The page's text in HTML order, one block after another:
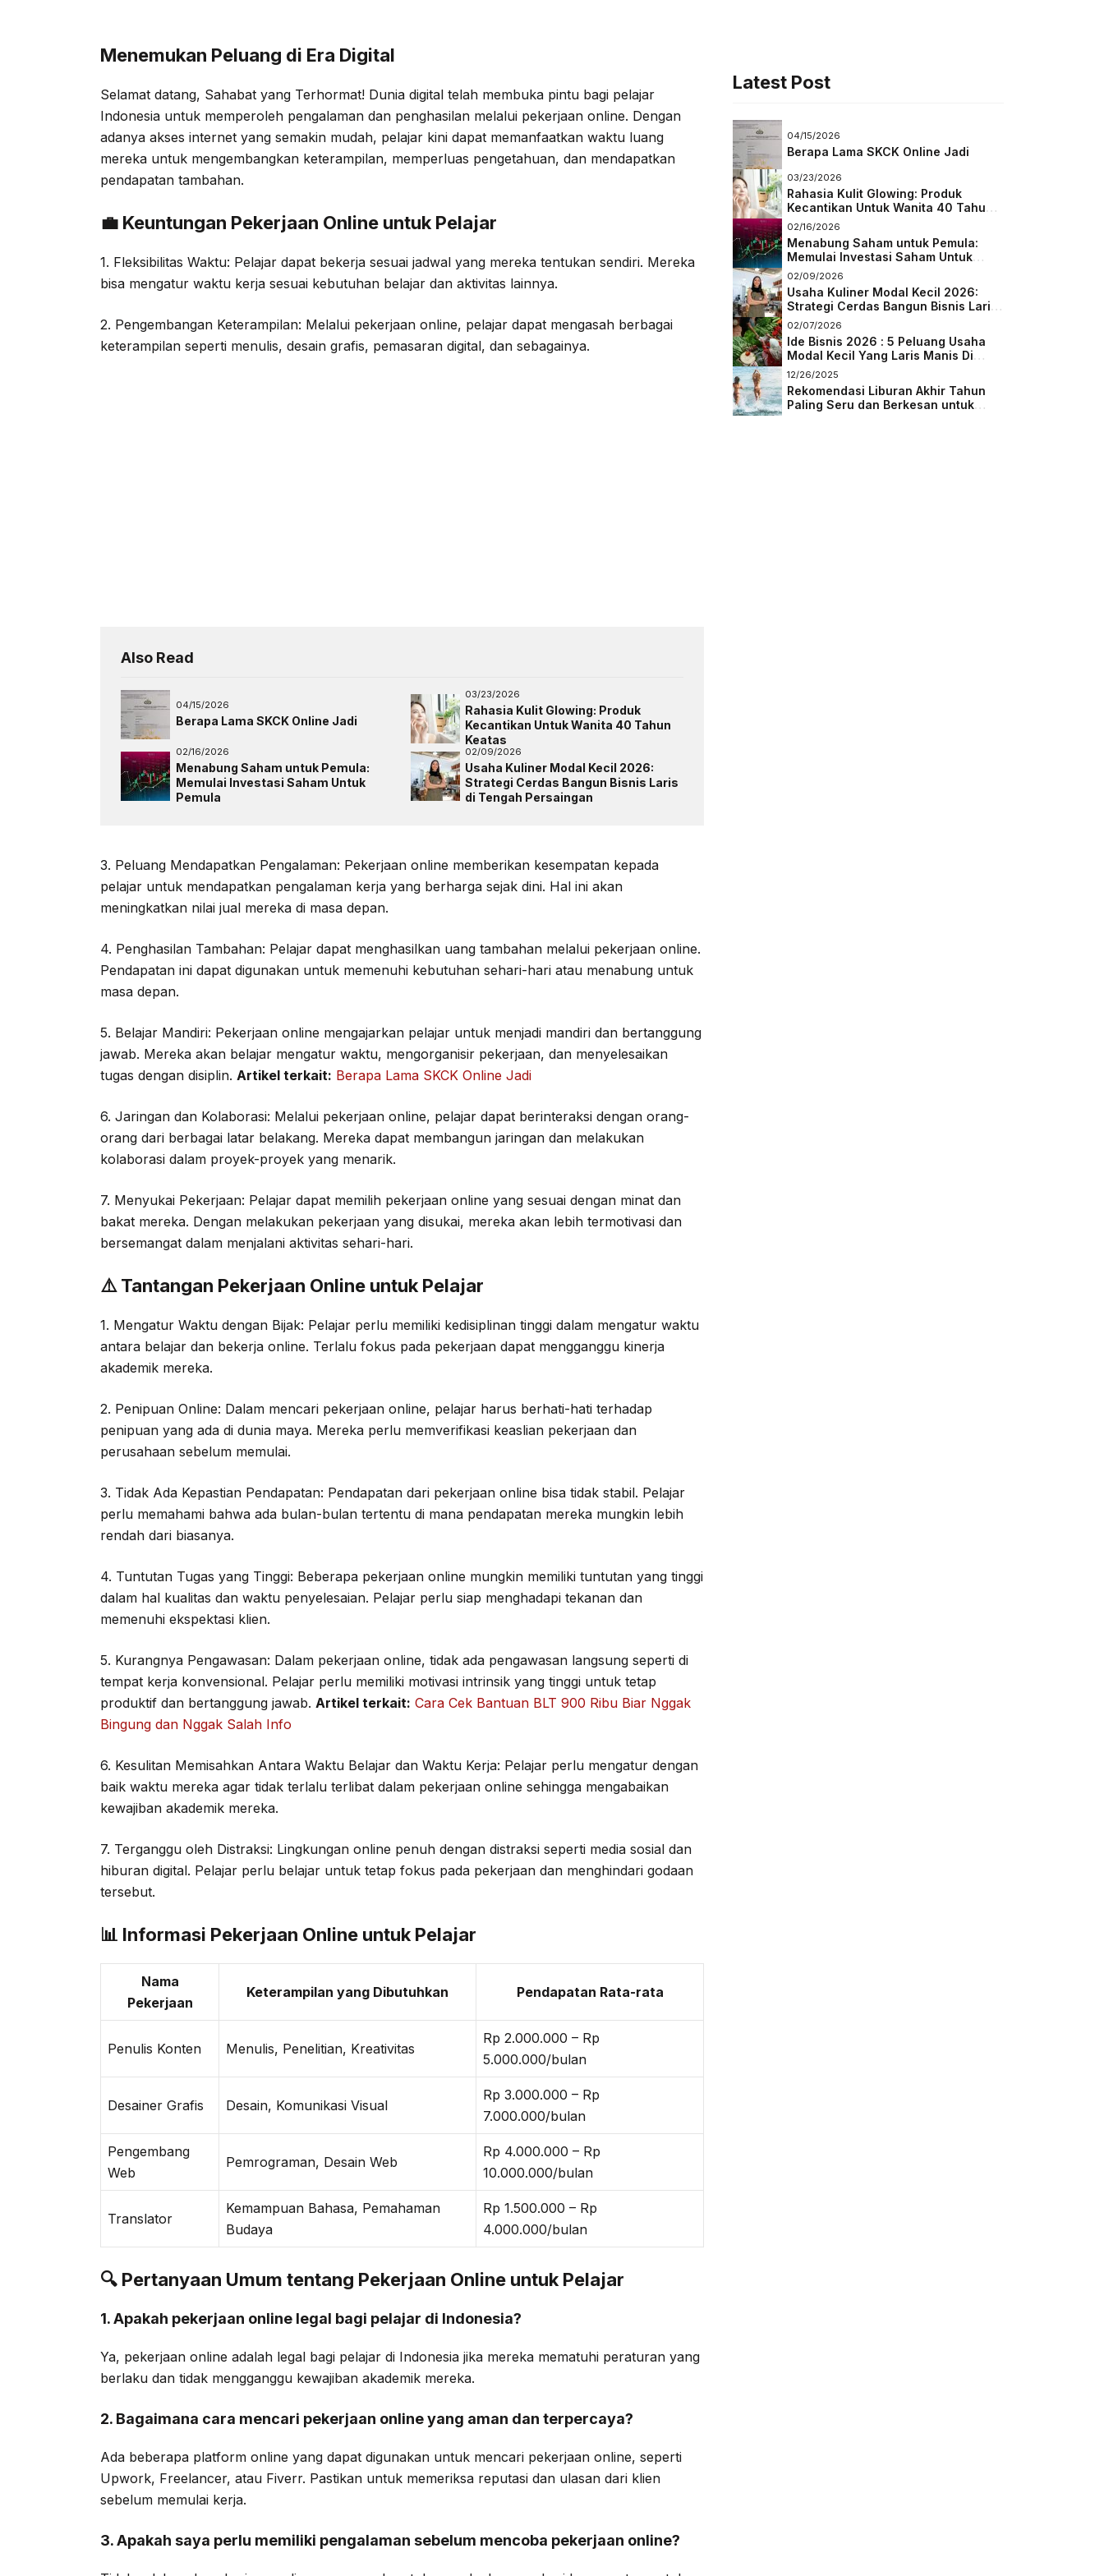
o
r
a
Menemukan Peluang di Era Digital
Selamat datang, Sahabat yang Terhormat! Dunia digital telah membuka pintu bagi pelajar
Indonesia untuk memperoleh pengalaman dan penghasilan melalui pekerjaan online. Dengan
adanya akses internet yang semakin mudah, pelajar kini dapat memanfaatkan waktu luang
mereka untuk mengembangkan keterampilan, memperluas pengetahuan, dan mendapatkan
pendapatan tambahan.
💼 Keuntungan Pekerjaan Online untuk Pelajar
1. Fleksibilitas Waktu: Pelajar dapat bekerja sesuai jadwal yang mereka tentukan sendiri. Mereka
bisa mengatur waktu kerja sesuai kebutuhan belajar dan aktivitas lainnya.
2. Pengembangan Keterampilan: Melalui pekerjaan online, pelajar dapat mengasah berbagai
keterampilan seperti menulis, desain grafis, pemasaran digital, dan sebagainya.
Also Read
04/15/2026
Berapa Lama SKCK Online Jadi
03/23/2026
Rahasia Kulit Glowing: Produk
Kecantikan Untuk Wanita 40 Tahun
Keatas
02/16/2026
Menabung Saham untuk Pemula:
Memulai Investasi Saham Untuk
Pemula
02/09/2026
Usaha Kuliner Modal Kecil 2026:
Strategi Cerdas Bangun Bisnis Laris
di Tengah Persaingan
3. Peluang Mendapatkan Pengalaman: Pekerjaan online memberikan kesempatan kepada
pelajar untuk mendapatkan pengalaman kerja yang berharga sejak dini. Hal ini akan
meningkatkan nilai jual mereka di masa depan.
4. Penghasilan Tambahan: Pelajar dapat menghasilkan uang tambahan melalui pekerjaan online.
Pendapatan ini dapat digunakan untuk memenuhi kebutuhan sehari-hari atau menabung untuk
masa depan.
5. Belajar Mandiri: Pekerjaan online mengajarkan pelajar untuk menjadi mandiri dan bertanggung
jawab. Mereka akan belajar mengatur waktu, mengorganisir pekerjaan, dan menyelesaikan
tugas dengan disiplin. Artikel terkait: Berapa Lama SKCK Online Jadi
6. Jaringan dan Kolaborasi: Melalui pekerjaan online, pelajar dapat berinteraksi dengan orang-
orang dari berbagai latar belakang. Mereka dapat membangun jaringan dan melakukan
kolaborasi dalam proyek-proyek yang menarik.
7. Menyukai Pekerjaan: Pelajar dapat memilih pekerjaan online yang sesuai dengan minat dan
bakat mereka. Dengan melakukan pekerjaan yang disukai, mereka akan lebih termotivasi dan
bersemangat dalam menjalani aktivitas sehari-hari.
⚠️ Tantangan Pekerjaan Online untuk Pelajar
1. Mengatur Waktu dengan Bijak: Pelajar perlu memiliki kedisiplinan tinggi dalam mengatur waktu
antara belajar dan bekerja online. Terlalu fokus pada pekerjaan dapat mengganggu kinerja
akademik mereka.
2. Penipuan Online: Dalam mencari pekerjaan online, pelajar harus berhati-hati terhadap
penipuan yang ada di dunia maya. Mereka perlu memverifikasi keaslian pekerjaan dan
perusahaan sebelum memulai.
3. Tidak Ada Kepastian Pendapatan: Pendapatan dari pekerjaan online bisa tidak stabil. Pelajar
perlu memahami bahwa ada bulan-bulan tertentu di mana pendapatan mereka mungkin lebih
rendah dari biasanya.
4. Tuntutan Tugas yang Tinggi: Beberapa pekerjaan online mungkin memiliki tuntutan yang tinggi
dalam hal kualitas dan waktu penyelesaian. Pelajar perlu siap menghadapi tekanan dan
memenuhi ekspektasi klien.
5. Kurangnya Pengawasan: Dalam pekerjaan online, tidak ada pengawasan langsung seperti di
tempat kerja konvensional. Pelajar perlu memiliki motivasi intrinsik yang tinggi untuk tetap
produktif dan bertanggung jawab. Artikel terkait: Cara Cek Bantuan BLT 900 Ribu Biar Nggak
Bingung dan Nggak Salah Info
6. Kesulitan Memisahkan Antara Waktu Belajar dan Waktu Kerja: Pelajar perlu mengatur dengan
baik waktu mereka agar tidak terlalu terlibat dalam pekerjaan online sehingga mengabaikan
kewajiban akademik mereka.
7. Terganggu oleh Distraksi: Lingkungan online penuh dengan distraksi seperti media sosial dan
hiburan digital. Pelajar perlu belajar untuk tetap fokus pada pekerjaan dan menghindari godaan
tersebut.
📊 Informasi Pekerjaan Online untuk Pelajar
Nama
Pekerjaan
Keterampilan yang Dibutuhkan Pendapatan Rata-rata
Penulis Konten Menulis, Penelitian, Kreativitas
Rp 2.000.000 – Rp
5.000.000/bulan
Desainer Grafis Desain, Komunikasi Visual
Rp 3.000.000 – Rp
7.000.000/bulan
Pengembang
Web
Pemrograman, Desain Web
Rp 4.000.000 – Rp
10.000.000/bulan
Translator
Kemampuan Bahasa, Pemahaman
Budaya
Rp 1.500.000 – Rp
4.000.000/bulan
🔍 Pertanyaan Umum tentang Pekerjaan Online untuk Pelajar
1. Apakah pekerjaan online legal bagi pelajar di Indonesia?
Ya, pekerjaan online adalah legal bagi pelajar di Indonesia jika mereka mematuhi peraturan yang
berlaku dan tidak mengganggu kewajiban akademik mereka.
2. Bagaimana cara mencari pekerjaan online yang aman dan terpercaya?
Ada beberapa platform online yang dapat digunakan untuk mencari pekerjaan online, seperti
Upwork, Freelancer, atau Fiverr. Pastikan untuk memeriksa reputasi dan ulasan dari klien
sebelum memulai kerja.
3. Apakah saya perlu memiliki pengalaman sebelum mencoba pekerjaan online?
Latest Post
04/15/2026
Berapa Lama SKCK Online Jadi
03/23/2026
Rahasia Kulit Glowing: Produk
Kecantikan Untuk Wanita 40 Tahun
Keatas
02/16/2026
Menabung Saham untuk Pemula:
Memulai Investasi Saham Untuk
Pemula
02/09/2026
Usaha Kuliner Modal Kecil 2026:
Strategi Cerdas Bangun Bisnis Laris
di Tengah Persaingan
02/07/2026
Ide Bisnis 2026 : 5 Peluang Usaha
Modal Kecil Yang Laris Manis Di
Masa Depan
12/26/2025
Rekomendasi Liburan Akhir Tahun
Paling Seru dan Berkesan untuk